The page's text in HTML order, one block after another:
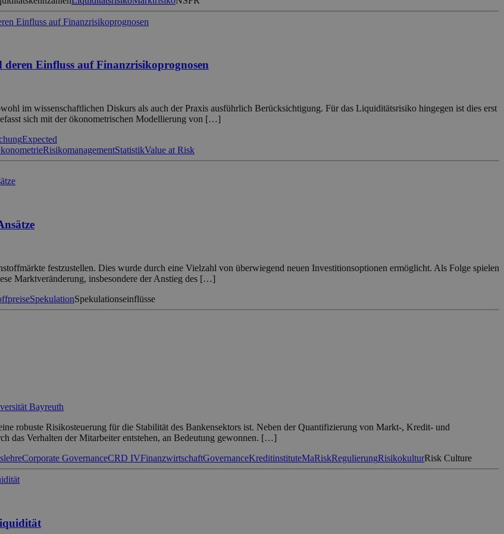
Einfluss auf Finanzrisikoprognosen
im wissenschaftlichen Diskurs als auch der Praxis ausführlich Berücksichtigung. Für das Liquiditätsrisiko hingegen ist dies erst
sich mit der ökonometrischen Modellierung von […]
Expected
RisikomanagementStatistikValue at Risk
festzustellen. Dies wurde durch eine Vielzahl von überwiegend neuen Investitionsoptionen ermöglicht. Als Folge spielen
Marktveränderung, insbesondere der Anstieg des […]
SpekulationSpekulationseinflüsse
Bayreuth
robuste Risikosteuerung für die Stabilität des Bankensektors ist. Neben der Quantifizierung von Markt-, Kredit- und
das Verhalten der Mitarbeiter entstehen, an Bedeutung gewonnen. […]
Corporate GovernanceCRD IVFinanzwirtschaftGovernanceKreditinstituteMaRiskRegulierungRisikokulturRisk Culture